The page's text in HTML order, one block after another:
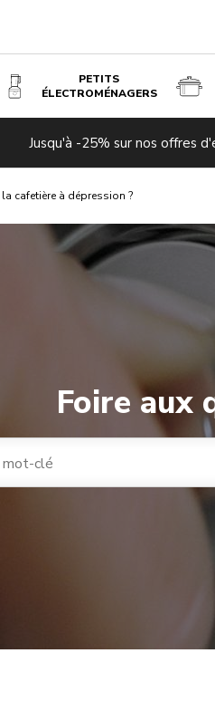
PETITS
ÉLECTROMÉNAGERS
Jusqu'à -25% sur nos offres
cafetière à dépression ?
Foire aux